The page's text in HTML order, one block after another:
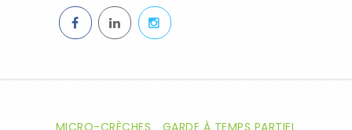
MICRO-CRÈCHES GARDE À TEMPS PARTIEL